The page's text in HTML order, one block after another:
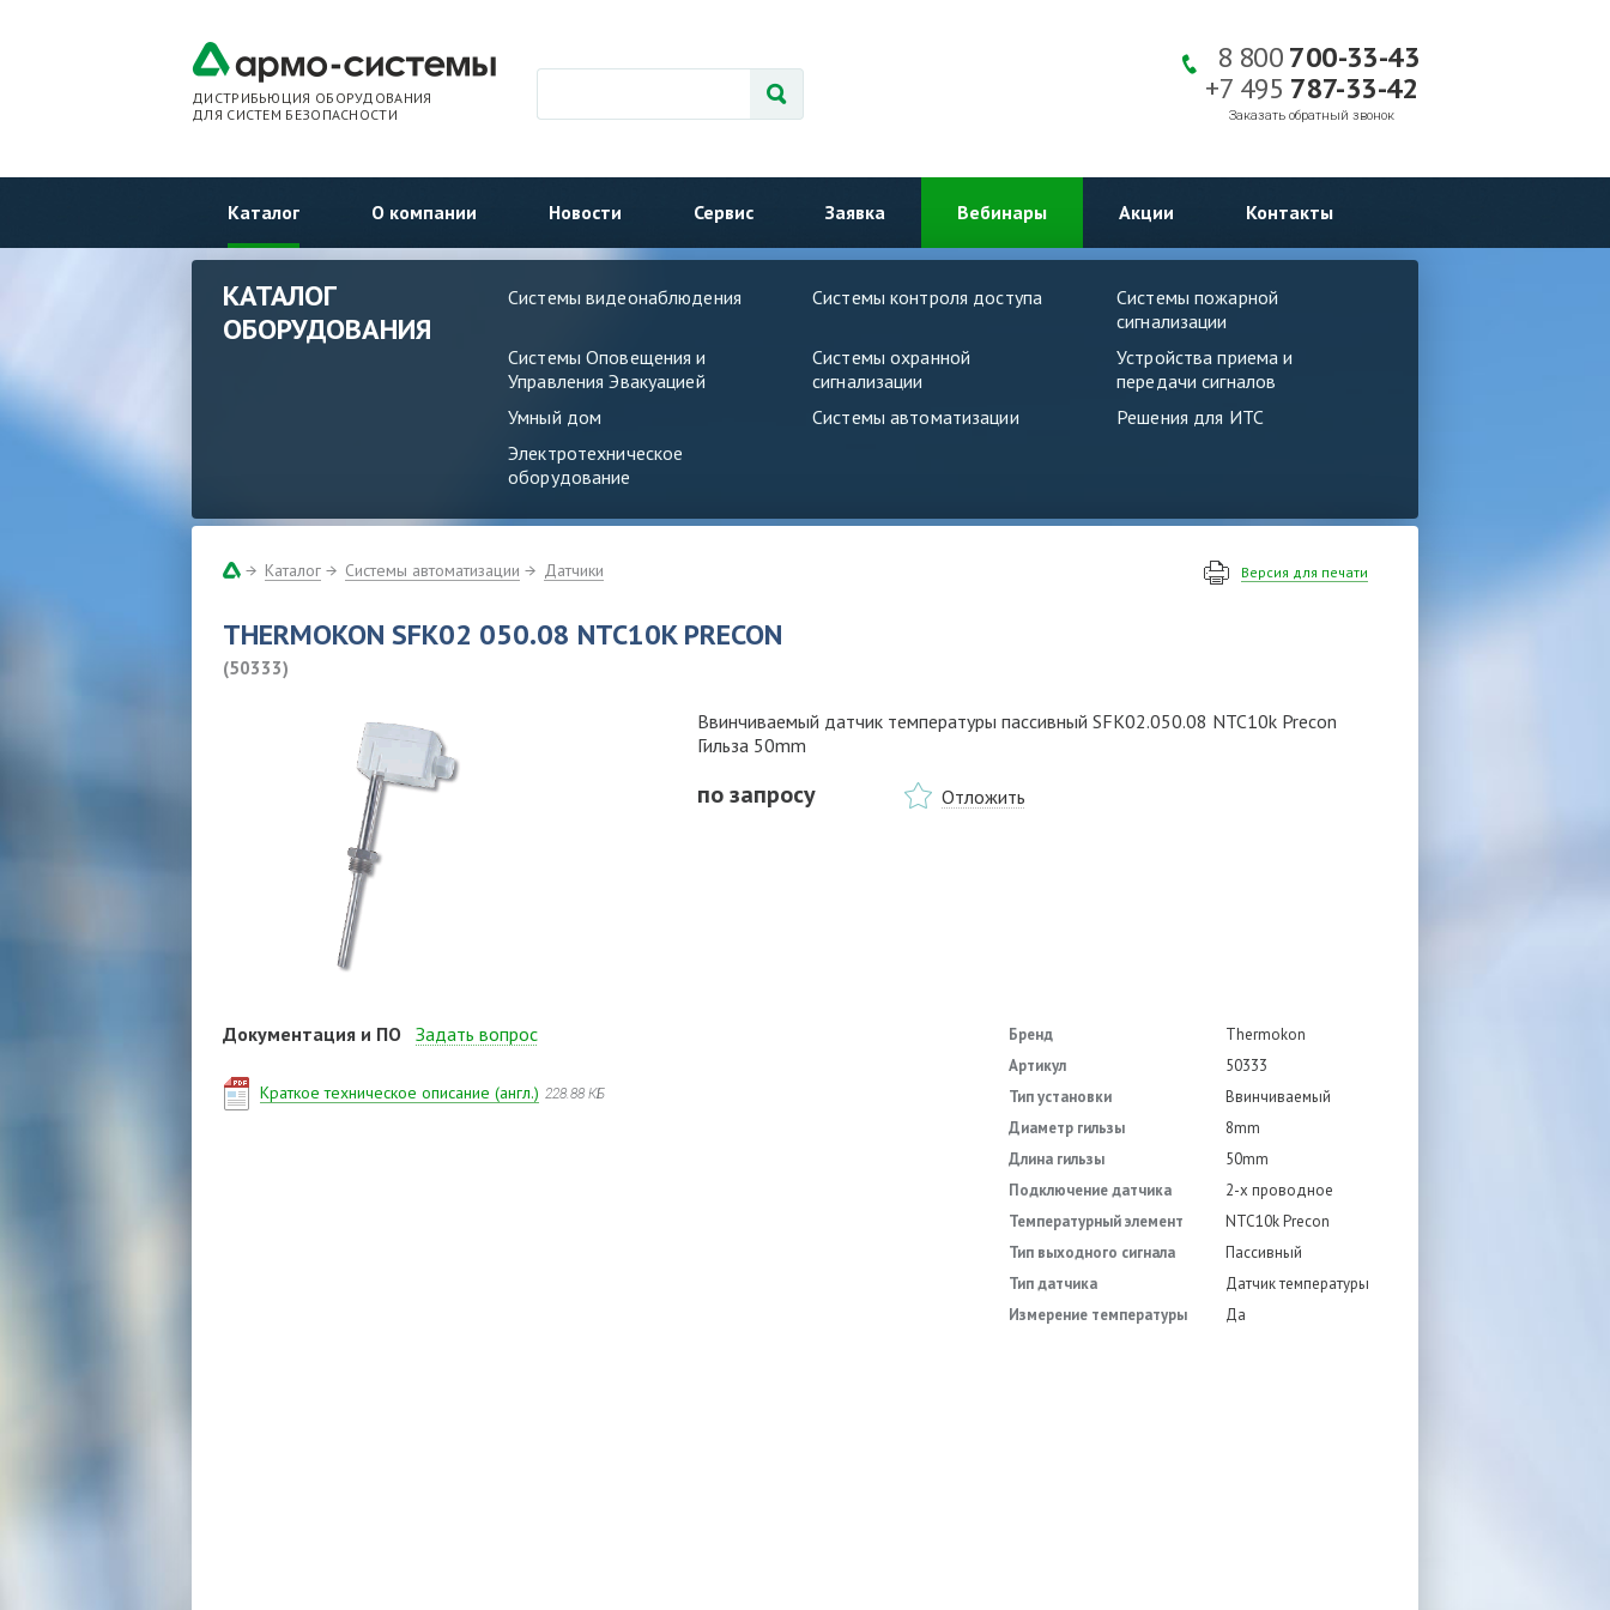
ДИСТРИБЬЮЦИЯ ОБОРУДОВАНИЯ
ДЛЯ СИСТЕМ БЕЗОПАСНОСТИ
8 800700-33-43
+7 495 787-33-42
Заказать обратный звонок
Каталог О компании Новости Сервис Заявка Вебинары Акции Контакты
КАТАЛОГ
ОБОРУДОВАНИЯ
Системы видеонаблюдения Системы контроля доступа
Системы пожарной
сигнализации
Системы Оповещения и
Управления Эвакуацией
Системы охранной
сигнализации
Устройства приема и
передачи сигналов
Умный дом
Системы автоматизации
Решения для ИТС
Электротехническое
оборудование
Каталог Системы автоматизации Датчики Версия для печати
THERMOKON SFK02 050.08 NTC10K PRECON
(50333)
Ввинчиваемый датчик температуры пассивный SFK02.050.08 NTC10k Precon
Гильза 50mm
по запросу Отложить
Документация и ПО Задать вопрос
Краткое техническое описание (англ.) 228.88 КБ
Имя
Бренд
Thermokon
Артикул
50333
Тип установки
Ввинчиваемый
Диаметр гильзы
8mm
Длина гильзы
50mm
Подключение датчика
2-х проводное
Температурный элемент
NTC10k Precon
Тип выходного сигнала
Пассивный
Тип датчика
Датчик температуры
Измерение температуры
Да